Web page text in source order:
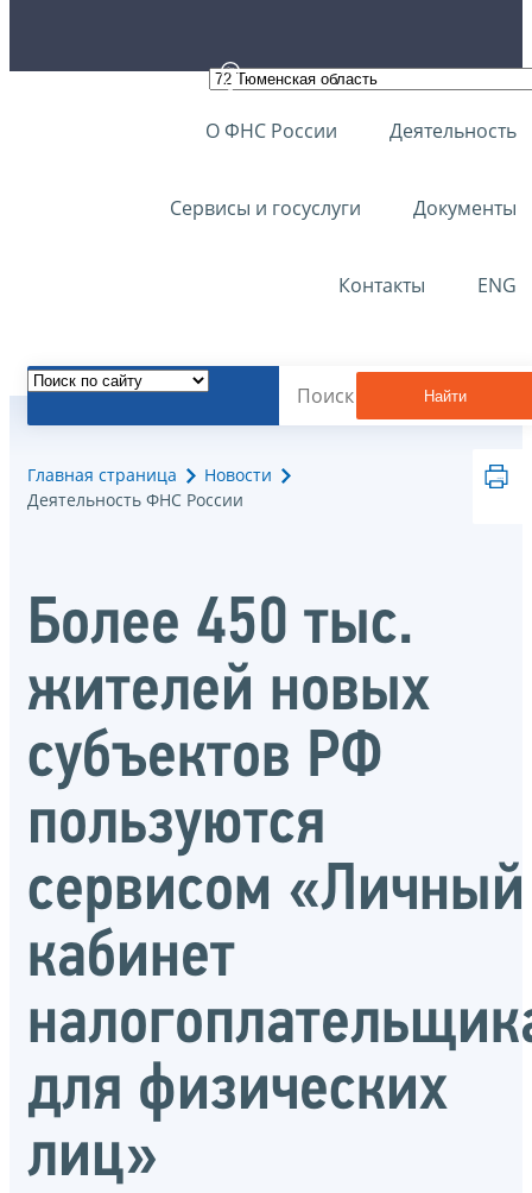
О ФНС России Деятельность
Сервисы и госуслуги Документы
Контакты ENG
Найти
Главная страница
Новости
Деятельность ФНС России
Более 450 тыс.
жителей новых
субъектов РФ
пользуются
сервисом «Личный
кабинет
для физических
лиц»